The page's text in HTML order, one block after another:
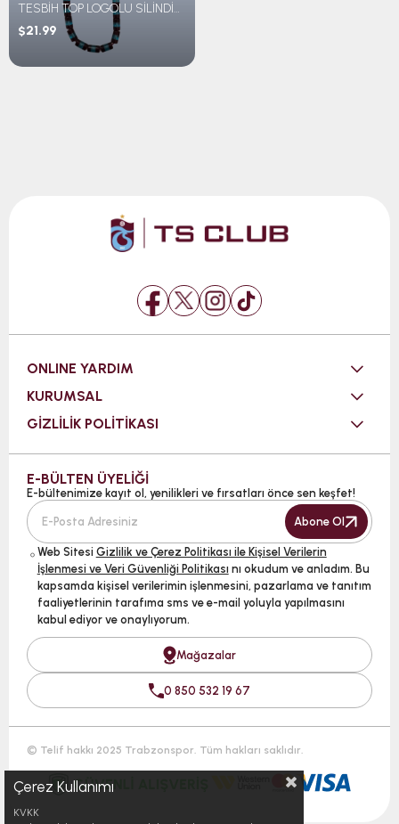
TESBİH TOP LOGOLU SİLİNDİR TAŞLI
$21.99
ONLINE YARDIM
KURUMSAL
GİZLİLİK POLİTİKASI
E-BÜLTEN ÜYELİĞİ
E-bültenimize kayıt ol, yenilikleri ve fırsatları önce sen keşfet!
Abone Ol
Web Sitesi Gizlilik ve Çerez Politikası ile Kişisel Verilerin
İşlenmesi ve Veri Güvenliği Politikası nı okudum ve anladım. Bu
kapsamda kişisel verilerimin işlenmesini, pazarlama ve tanıtım
faaliyetlerinin tarafıma sms ve e-mail yoluyla yapılmasını
kabul ediyor ve onaylıyorum.
Mağazalar
0 850 532 19 67
© Telif hakkı 2025 Trabzonspor. Tüm hakları saklıdır.
Çerez Kullanımı
KVKK